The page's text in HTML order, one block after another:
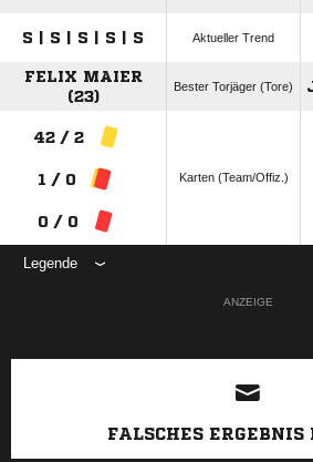
S | S | S | S | S Aktueller Trend
FELIX MAIER
(23)
Bester Torjäger (Tore)
42 / 2
1 / 0
0 / 0
Karten (Team/Offiz.)
Legende
ANZEIGE
FALSCHES ERGEBNIS